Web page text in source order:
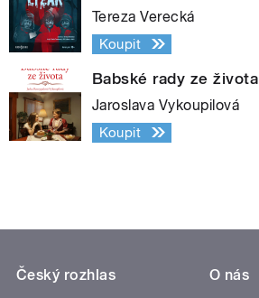
Tereza Verecká
Koupit
Babské rady ze života
Jaroslava Vykoupilová
Koupit
Český rozhlas
O nás